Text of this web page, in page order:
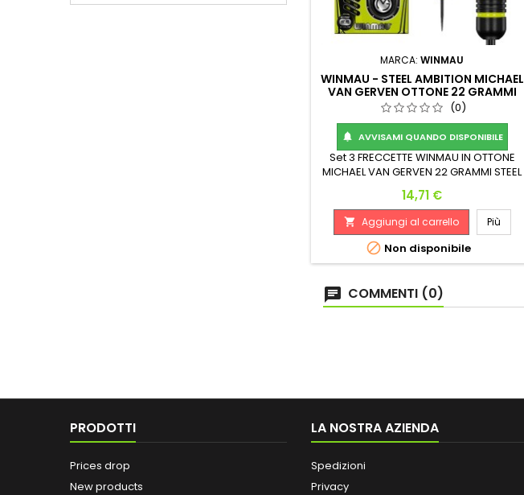
MARCA: WINMAU
WINMAU - STEEL AMBITION MICHAEL
VAN GERVEN OTTONE 22 GRAMMI
(0)
 AVVISAMI QUANDO DISPONIBILE
Set 3 FRECCETTE WINMAU IN OTTONE
MICHAEL VAN GERVEN 22 GRAMMI STEEL
Prezzo
14,71 €
 Aggiungi al carrello Più
 Non disponibile
COMMENTI (0)
PRODOTTI
Prices drop
New products
LA NOSTRA AZIENDA
Spedizioni
Privacy